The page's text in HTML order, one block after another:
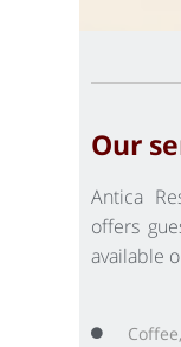
Our
Antica
offers
available